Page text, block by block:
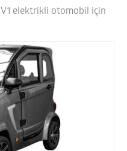
elektrikli otomobil için